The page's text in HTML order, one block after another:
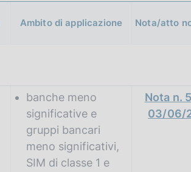
Ambito di applicazione Nota/atto
banche meno
significative e
gruppi bancari
meno significativi,
SIM di classe 1 e
Nota n.
03/06/